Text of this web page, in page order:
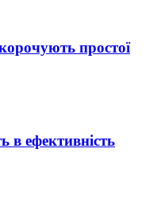
простої
в ефективність